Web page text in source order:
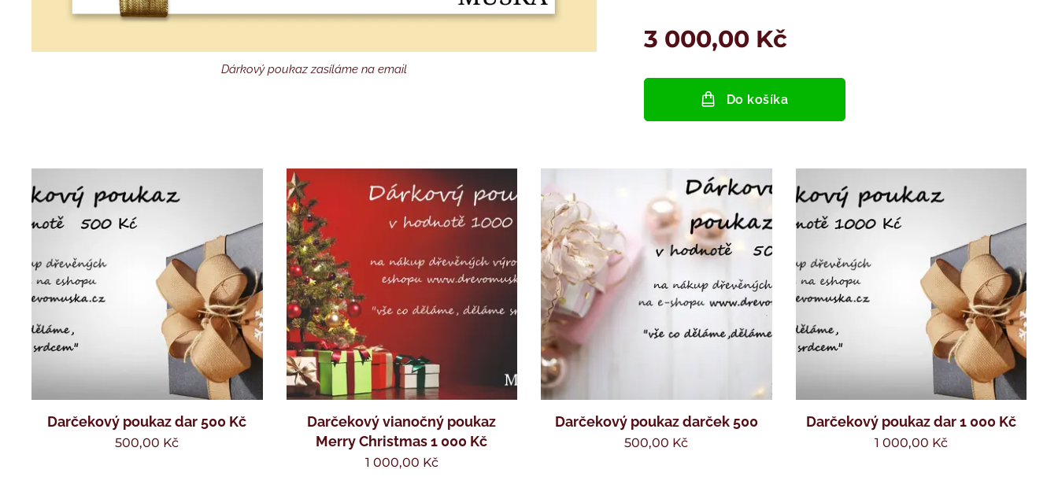
Dárkový poukaz zasíláme na email
3 000,00 Kč
Do košíka
Darčekový poukaz dar 500 Kč
500,00 Kč
Darčekový vianočný poukaz
Merry Christmas 1 000 Kč
1 000,00 Kč
Darčekový poukaz darček 500
500,00 Kč
Darčekový poukaz dar 1 000 Kč
1 000,00 Kč